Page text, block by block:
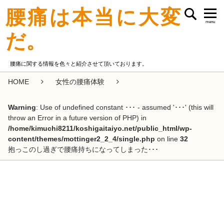
腰痛は本当に大変
だ。
腰痛に関する情報を色々と紹介させて頂いております。
menu
HOME 女性の腰痛体験
Warning: Use of undefined constant ･･･ - assumed '･･･' (this will
throw an Error in a future version of PHP) in
/home/kimuchi8211/koshigaitaiyo.net/public_html/wp-
content/themes/mottinger2_2_4/single.php on line 32
抱っこのし過ぎで腰痛持ちになってしまった･･･